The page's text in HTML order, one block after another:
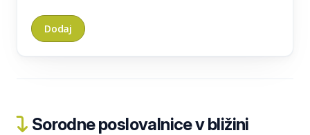
Sorodne poslovalnice v bližini